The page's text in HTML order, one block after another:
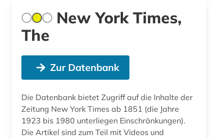
New York Times,
The
Zur Datenbank
Die Datenbank bietet Zugriff auf die Inhalte der
Zeitung New York Times ab 1851 (die Jahre
1923 bis 1980 unterliegen Einschränkungen).
Die Artikel sind zum Teil mit Videos und